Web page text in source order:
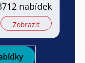
nabídek
Zobrazit